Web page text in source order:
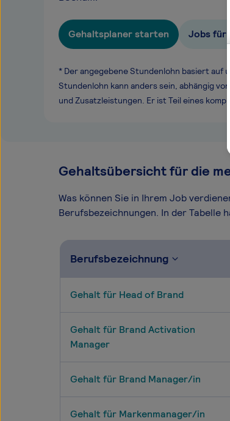
Gehaltsplaner starten Jobs für
* Der angegebene Stundenlohn basiert auf
Stundenlohn kann anders sein, abhängig
und Zusatzleistungen. Er ist Teil eines
Gehaltsübersicht für die
Was können Sie in Ihrem Job
Berufsbezeichnungen. In der
Berufsbezeichnung
Gehalt für Head of Brand
Gehalt für Brand Activation
Manager
Gehalt für Brand Manager/in
Gehalt für Markenmanager/in